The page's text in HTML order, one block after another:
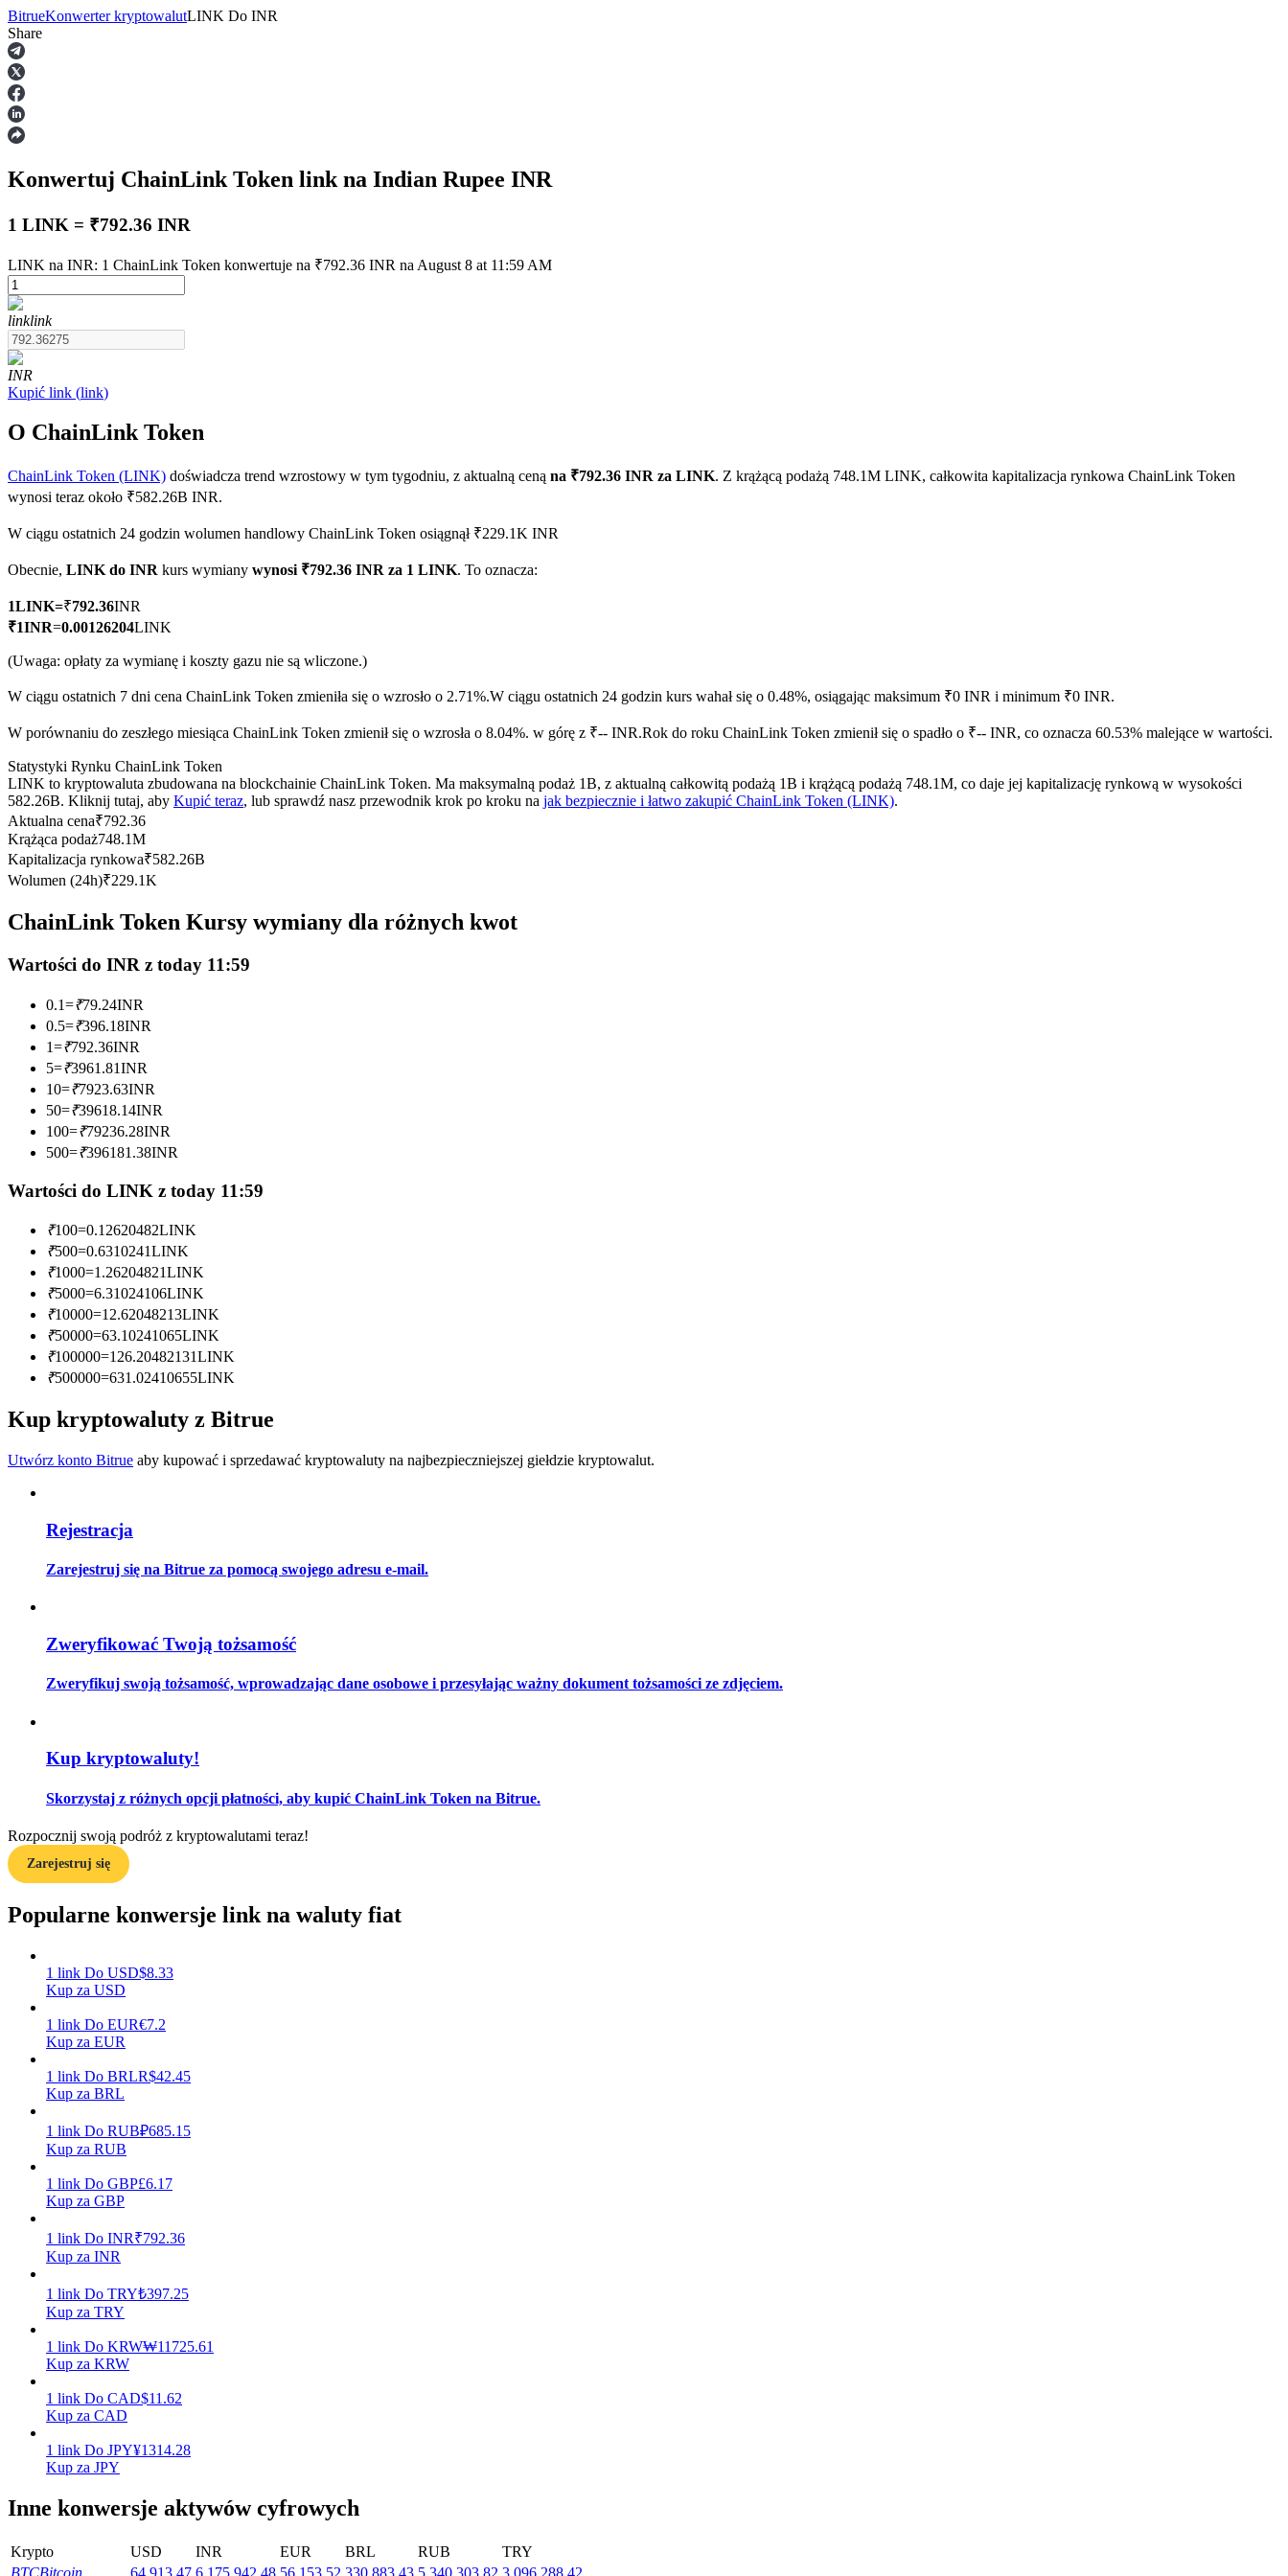
Kontrakty terminowe
Kontrakty futures wykorzystujące USDT jako zabezpieczenie
TradFi
Kontrakty terminowe na USDC
Kontrakty futures wykorzystujące USDC jako zabezpieczenie
Kopiowanie Transakcji
Dołącz do najlepszych traderów
Zostań traderem kopiującym
Ciesz się podziałem zysków i prowizjami z kopiowania transakcji
Informacja
Analiza Big Data, w tym informacje handlowe itp.
Przewodnik
Przewodnik dla początkujących dotyczący kontraktów futures
Strategie handlowe
Dowiedz się, jak zachować rentowność
Zarabiać
Codziennie zdobywaj konkurencyjne nagrody
BitrueKonwerter kryptowalutLINK Do INR
Share
Konwertuj ChainLink Token link na Indian Rupee INR
1 LINK = ₹792.36 INR
LINK na INR: 1 ChainLink Token konwertuje na ₹792.36 INR na August 8 at 11:59 AM
linklink
INR
Kupić link (link)
O ChainLink Token
ChainLink Token (LINK) doświadcza trend wzrostowy w tym tygodniu, z aktualną ceną na ₹792.36 INR za LINK. Z krążącą podażą 748.1M LINK, całkowita kapitalizacja rynkowa ChainLink Token
wynosi teraz około ₹582.26B INR.
W ciągu ostatnich 24 godzin wolumen handlowy ChainLink Token osiągnął ₹229.1K INR
Obecnie, LINK do INR kurs wymiany wynosi ₹792.36 INR za 1 LINK. To oznacza:
1LINK=₹792.36INR
₹1INR=0.00126204LINK
(Uwaga: opłaty za wymianę i koszty gazu nie są wliczone.)
W ciągu ostatnich 7 dni cena ChainLink Token zmieniła się o wzrosło o 2.71%.W ciągu ostatnich 24 godzin kurs wahał się o 0.48%, osiągając maksimum ₹0 INR i minimum ₹0 INR.
W porównaniu do zeszłego miesiąca ChainLink Token zmienił się o wzrosła o 8.04%. w górę z ₹-- INR.Rok do roku ChainLink Token zmienił się o spadło o ₹-- INR, co oznacza 60.53% malejące w wartości.
Statystyki Rynku ChainLink Token
LINK to kryptowaluta zbudowana na blockchainie ChainLink Token. Ma maksymalną podaż 1B, z aktualną całkowitą podażą 1B i krążącą podażą 748.1M, co daje jej kapitalizację rynkową w wysokości
582.26B. Kliknij tutaj, aby Kupić teraz, lub sprawdź nasz przewodnik krok po kroku na jak bezpiecznie i łatwo zakupić ChainLink Token (LINK).
Aktualna cena₹792.36
Krążąca podaż748.1M
Kapitalizacja rynkowa₹582.26B
Wolumen (24h)₹229.1K
ChainLink Token Kursy wymiany dla różnych kwot
Wartości do INR z today 11:59
0.1=₹79.24INR
0.5=₹396.18INR
1=₹792.36INR
5=₹3961.81INR
10=₹7923.63INR
50=₹39618.14INR
100=₹79236.28INR
500=₹396181.38INR
Wartości do LINK z today 11:59
₹100=0.12620482LINK
₹500=0.6310241LINK
₹1000=1.26204821LINK
₹5000=6.31024106LINK
₹10000=12.62048213LINK
₹50000=63.10241065LINK
₹100000=126.20482131LINK
₹500000=631.02410655LINK
Kup kryptowaluty z Bitrue
Utwórz konto Bitrue aby kupować i sprzedawać kryptowaluty na najbezpieczniejszej giełdzie kryptowalut.
Rejestracja
Zarejestruj się na Bitrue za pomocą swojego adresu e-mail.
Zweryfikować Twoją tożsamość
Zweryfikuj swoją tożsamość, wprowadzając dane osobowe i przesyłając ważny dokument tożsamości ze zdjęciem.
Kup kryptowaluty!
Skorzystaj z różnych opcji płatności, aby kupić ChainLink Token na Bitrue.
Rozpocznij swoją podróż z kryptowalutami teraz!
Zarejestruj się
Popularne konwersje link na waluty fiat
1 link Do USD$8.33
Kup za USD
1 link Do EUR€7.2
Kup za EUR
1 link Do BRLR$42.45
Kup za BRL
1 link Do RUB₽685.15
Kup za RUB
1 link Do GBP£6.17
Kup za GBP
1 link Do INR₹792.36
Kup za INR
1 link Do TRY₺397.25
Kup za TRY
1 link Do KRW₩11725.61
Kup za KRW
1 link Do CAD$11.62
Kup za CAD
1 link Do JPY¥1314.28
Kup za JPY
Inne konwersje aktywów cyfrowych
Krypto USD INR EUR BRL RUB
TRY
BTCBitcoin 64,913.47 6,175,942.48 56,153.52 330,883.43 5,340,303.82 3,096,288.42